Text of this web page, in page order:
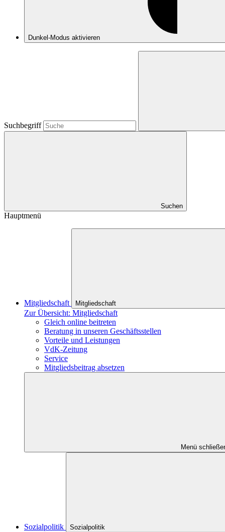
Dunkel-Modus aktivieren
Suchbegriff
Suchen
Hauptmenü
Mitgliedschaft Mitgliedschaft
Zur Übersicht: Mitgliedschaft
Gleich online beitreten
Beratung in unseren Geschäftsstellen
Vorteile und Leistungen
VdK-Zeitung
Service
Mitgliedsbeitrag absetzen
Menü
Sozialpolitik Sozialpolitik